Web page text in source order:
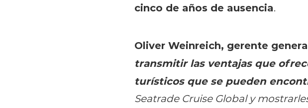
cinco de años de ausencia.
Oliver Weinreich, gerente
transmitir las ventajas que
turísticos que se pueden
Seatrade Cruise Global y